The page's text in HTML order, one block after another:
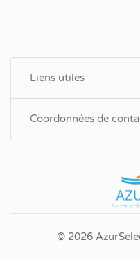
Liens utiles
Coordonnées de
© 2026